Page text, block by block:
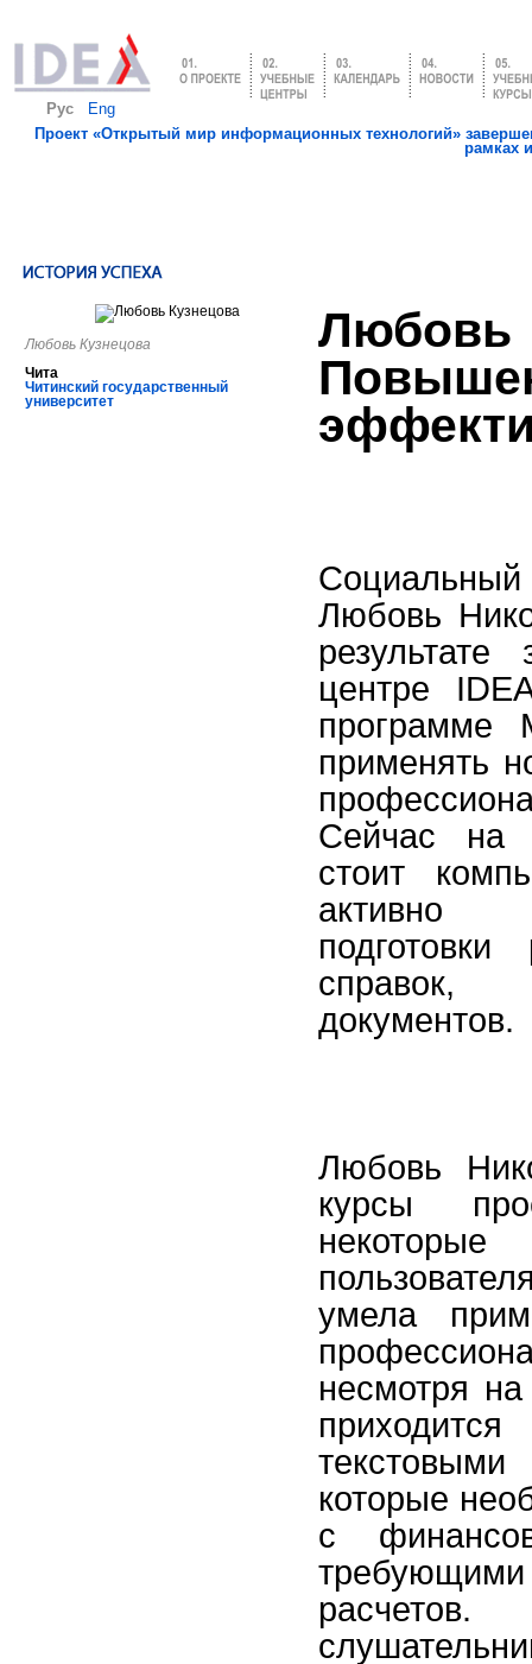
Рус
Eng
Проект «Открытый мир информационных технологий»
рамках
Любовь Кузнецова
Чита
Читинский государственный
университет
Социальный
Любовь
центре
программе
применять
Сейчас на
стоит
активно
подготовки
документов.
Любовь
курсы
умела
несмотря
которые
с